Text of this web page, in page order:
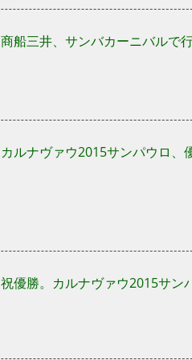
商船三井、サンバカーニバルで
カルナヴァウ2015サンパウロ、
祝優勝。カルナヴァウ2015サン